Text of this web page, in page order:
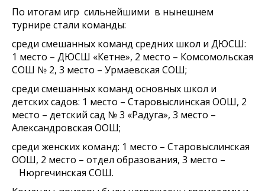
По итогам игр сильнейшими в нынешнем
турнире стали команды:
среди смешанных команд средних школ и ДЮСШ:
1 место – ДЮСШ «Кетне», 2 место – Комсомольская
СОШ № 2, 3 место – Урмаевская СОШ;
среди смешанных команд основных школ и
детских садов: 1 место – Старовыслинская ООШ, 2
место – детский сад № 3 «Радуга», 3 место –
Александровская ООШ;
среди женских команд: 1 место – Старовыслинская
ООШ, 2 место – отдел образования, 3 место –
Нюргечинская СОШ.